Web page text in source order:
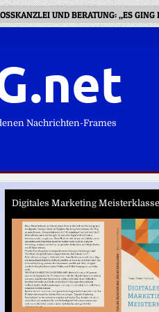
UND BERATUNG: „ES GING
Nachrichten-Frames
Digitales Marketing Meisterklasse